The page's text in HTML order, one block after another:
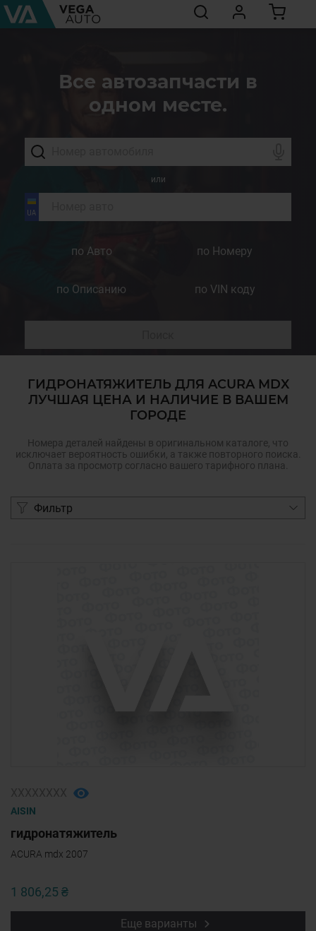
Все автозапчасти в
одном месте.
или
по Авто по Номеру
по Описанию по VIN коду
ГИДРОНАТЯЖИТЕЛЬ ДЛЯ ACURA MDX
ЛУЧШАЯ ЦЕНА И НАЛИЧИЕ В ВАШЕМ
ГОРОДЕ
Номера деталей найдены в оригинальном каталоге, что
исключает вероятность ошибки, а также повторного поиска.
Оплата за просмотр согласно вашего тарифного плана.
Фильтр
AISIN
гидронатяжитель
ACURA mdx 2007
1 806,25 ₴
Еще варианты